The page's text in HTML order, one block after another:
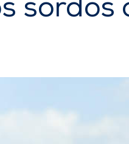
sordos